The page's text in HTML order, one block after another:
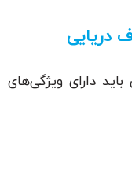
دارای ویژگی‌های